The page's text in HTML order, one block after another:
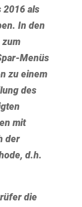
2016 als
In den
zum
Menüs
zu einem
des
mit
der
d.h.
die